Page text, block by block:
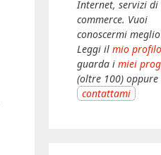
Internet, servizi di
commerce. Vuoi
conoscermi
Leggi il mio profilo
guarda i miei
(oltre 100) oppure
contattami